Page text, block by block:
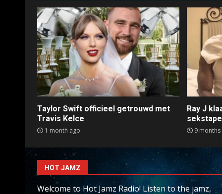
Taylor Swift officieel getrouwd met
Travis Kelce
1 month ago
Ray J
sekstape
9 months
HOT JAMZ
Welcome to Hot Jamz Radio! Listen to the jamz,